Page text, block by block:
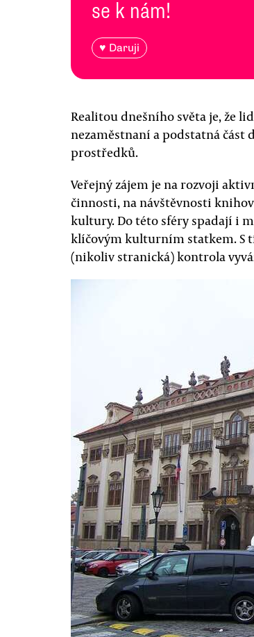
se k nám!
♥ Daruji
Realitou dnešního světa je, že
nezaměstnaní a podstatná
prostředků.
Veřejný zájem je na rozvoji
činnosti, na návštěvnosti
kultury. Do této sféry spadají i
klíčovým kulturním statkem. S
(nikoliv stranická) kontrola